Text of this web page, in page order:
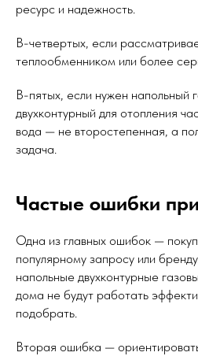
ресурс и надежность.
В-четвертых, если
теплообменником или более
В-пятых, если нужен напольный
двухконтурный для отопления
вода — не второстепенная, а
задача.
Частые ошибки
Одна из главных ошибок —
популярному запросу или
напольные двухконтурные
дома не будут работать
подобрать.
Вторая ошибка —